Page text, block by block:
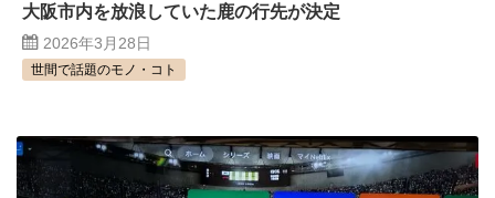
大阪市内を放浪していた鹿の行先が決定
2026年3月28日
世間で話題のモノ・コト